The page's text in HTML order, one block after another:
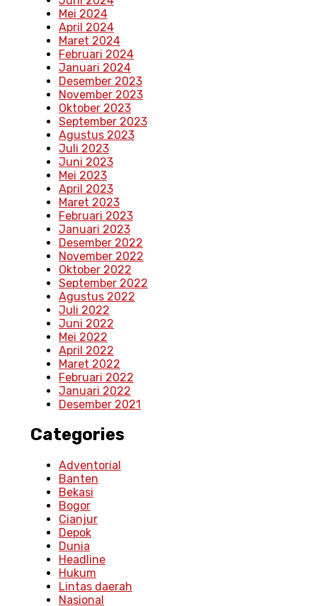
Mei 2024
April 2024
Maret 2024
Februari 2024
Januari 2024
Desember 2023
November 2023
Oktober 2023
September 2023
Agustus 2023
Juli 2023
Juni 2023
Mei 2023
April 2023
Maret 2023
Februari 2023
Januari 2023
Desember 2022
November 2022
Oktober 2022
September 2022
Agustus 2022
Juli 2022
Juni 2022
Mei 2022
April 2022
Maret 2022
Februari 2022
Januari 2022
Desember 2021
Categories
Adventorial
Banten
Bekasi
Bogor
Cianjur
Depok
Dunia
Headline
Hukum
Lintas daerah
Nasional